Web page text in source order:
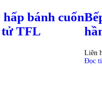
bánh cuốn
tử TFL
Liên
Đọc